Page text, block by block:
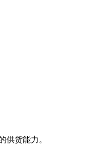
供货能力。